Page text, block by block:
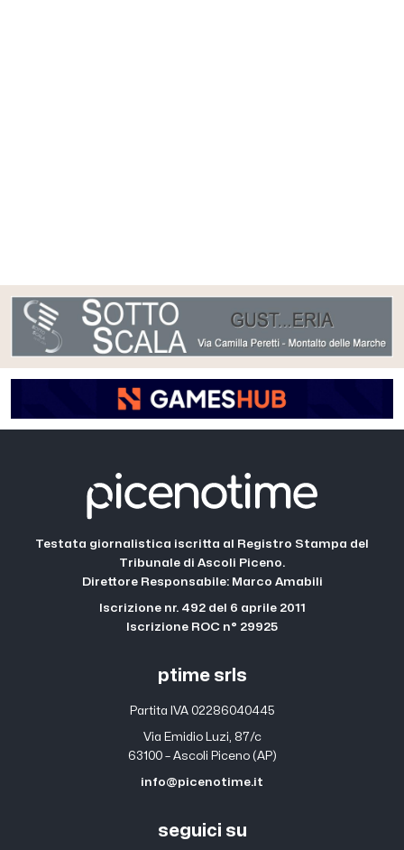
Testata giornalistica iscritta al Registro Stampa del
Tribunale di Ascoli Piceno.
Direttore Responsabile: Marco Amabili
Iscrizione nr. 492 del 6 aprile 2011
Iscrizione ROC n° 29925
ptime srls
Partita IVA 02286040445
Via Emidio Luzi, 87/c
63100 – Ascoli Piceno (AP)
info@picenotime.it
seguici su